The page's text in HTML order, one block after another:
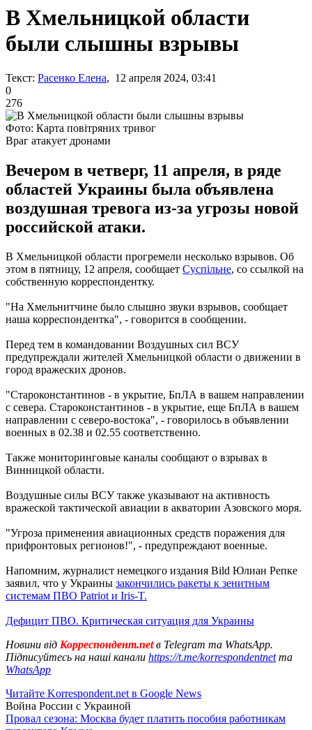
В Хмельницкой области
были слышны взрывы
Текст: Расенко Елена, 12 апреля 2024, 03:41
0
276
Фото: Карта повітряних тривог
Враг атакует дронами
Вечером в четверг, 11 апреля, в ряде
областей Украины была объявлена
воздушная тревога из-за угрозы новой
российской атаки.
В Хмельницкой области прогремели несколько взрывов. Об
этом в пятницу, 12 апреля, сообщает Суспільне, со ссылкой на
собственную корреспондентку.
"На Хмельнитчине было слышно звуки взрывов, сообщает
наша корреспондентка", - говорится в сообщении.
Перед тем в командовании Воздушных сил ВСУ
предупреждали жителей Хмельницкой области о движении в
город вражеских дронов.
"Староконстантинов - в укрытие, БпЛА в вашем направлении
с севера. Староконстантинов - в укрытие, еще БпЛА в вашем
направлении с северо-востока", - говорилось в объявлении
военных в 02.38 и 02.55 соответственно.
Также мониторинговые каналы сообщают о взрывах в
Винницкой области.
Воздушные силы ВСУ также указывают на активность
вражеской тактической авиации в акватории Азовского моря.
"Угроза применения авиационных средств поражения для
прифронтовых регионов!", - предупреждают военные.
Напомним, журналист немецкого издания Bild Юлиан Репке
заявил, что у Украины закончились ракеты к зенитным
системам ПВО Patriot и Iris-T.
Дефицит ПВО. Критическая ситуация для Украины
Новини від Корреспондент.netв Telegram та WhatsApp.
Підписуйтесь на наші канали https://t.me/korrespondentnetта
WhatsApp
Читайте Korrespondent.net в Google News
Война России с Украиной
Провал сезона: Москва будет платить пособия работникам